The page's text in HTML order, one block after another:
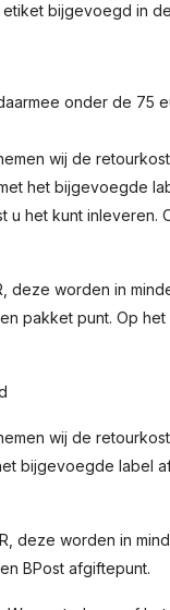
bijgevoegd in
onder de 75
wij de
het bijgevoegde
het kunt inleveren.
deze worden in
pakket punt. Op
wij de
bijgevoegde label
deze worden in
BPost afgiftepunt.